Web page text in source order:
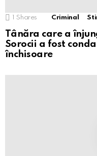
Shares Criminal
Tânăra care a
Sorocii a fost
închisoare